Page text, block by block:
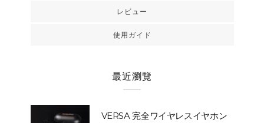
レビュー
使用ガイド
最近瀏覽
VERSA 完全ワイヤレスイヤホン